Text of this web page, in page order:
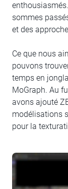
sommes
et des
Ce que nous
pouvons
temps en
MoGraph. Au
avons ajouté
modélisations
pour la